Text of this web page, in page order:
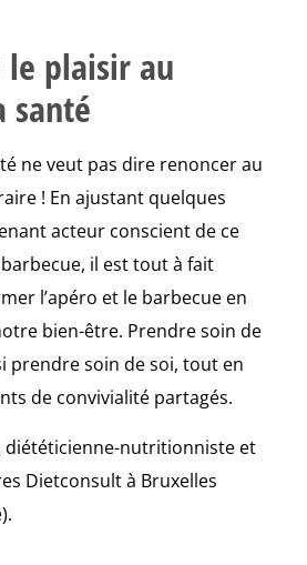
le plaisir au
santé
ne veut pas dire renoncer au
! En ajustant quelques
acteur conscient de ce
il est tout à fait
l’apéro et le barbecue en
bien-être. Prendre soin de
prendre soin de soi, tout en
de convivialité partagés.
diététicienne-nutritionniste et
Dietconsult à Bruxelles